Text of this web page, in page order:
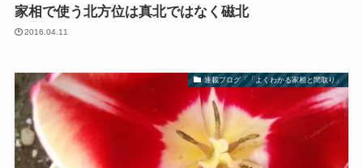
家相で使う北方位は真北ではなく磁北
2016.04.11
連載ブログ「「よくわかる家相と間取り」